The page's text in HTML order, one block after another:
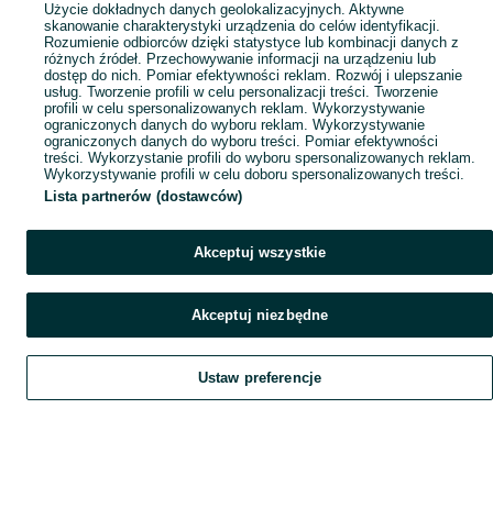
Szukaj Obserwujesz Dodaj Czat Konto
Użycie dokładnych danych geolokalizacyjnych. Aktywne
skanowanie charakterystyki urządzenia do celów identyfikacji.
Rozumienie odbiorców dzięki statystyce lub kombinacji danych z
różnych źródeł. Przechowywanie informacji na urządzeniu lub
dostęp do nich. Pomiar efektywności reklam. Rozwój i ulepszanie
usług. Tworzenie profili w celu personalizacji treści. Tworzenie
profili w celu spersonalizowanych reklam. Wykorzystywanie
ograniczonych danych do wyboru reklam. Wykorzystywanie
ograniczonych danych do wyboru treści. Pomiar efektywności
treści. Wykorzystanie profili do wyboru spersonalizowanych reklam.
Wykorzystywanie profili w celu doboru spersonalizowanych treści.
Lista partnerów (dostawców)
Akceptuj wszystkie
Akceptuj niezbędne
Ustaw preferencje